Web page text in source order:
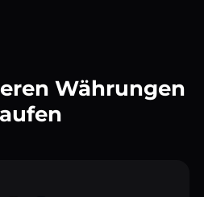
Währungen